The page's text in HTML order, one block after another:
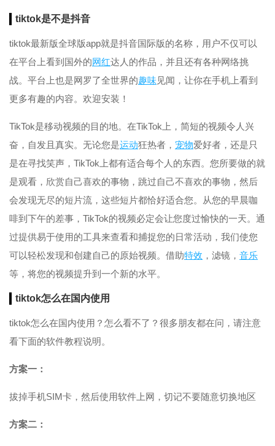
tiktok是不是抖音
tiktok最新版全球版app就是抖音国际版的名称，用户不仅可以
在平台上看到国外的网红达人的作品，并且还有各种网络挑
战。平台上也是网罗了全世界的趣味见闻，让你在手机上看到
更多有趣的内容。欢迎安装！
TikTok是移动视频的目的地。在TikTok上，简短的视频令人兴
奋，自发且真实。无论您是运动狂热者， 宠物爱好者，还是只
是在寻找笑声，TikTok上都有适合每个人的东西。您所要做的就
是观看，欣赏自己喜欢的事物，跳过自己不喜欢的事物，然后
会发现无尽的短片流，这些短片都恰好适合您。从您的早晨咖
啡到下午的差事，TikTok的视频必定会让您度过愉快的一天。通
过提供易于使用的工具来查看和捕捉您的日常活动，我们使您
可以轻松发现和创建自己的原始视频。借助特效 ，滤镜， 音乐
等，将您的视频提升到一个新的水平。
tiktok怎么在国内使用
tiktok怎么在国内使用？怎么看不了？很多朋友都在问，请注意
看下面的软件教程说明。
方案一：
拔掉手机SIM卡，然后使用软件上网，切记不要随意切换地区
方案二：